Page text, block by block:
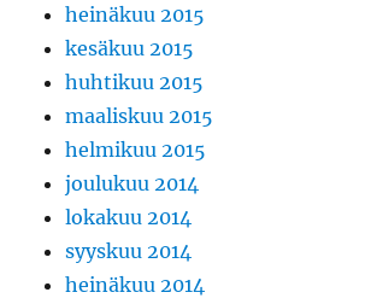
heinäkuu 2015
kesäkuu 2015
huhtikuu 2015
maaliskuu 2015
helmikuu 2015
joulukuu 2014
lokakuu 2014
syyskuu 2014
heinäkuu 2014